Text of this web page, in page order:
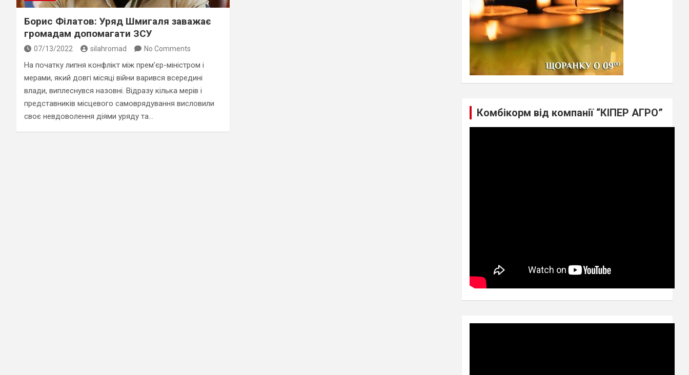
Борис Філатов: Уряд Шмигаля заважає
громадам допомагати ЗСУ
07/13/2022 silahromad No Comments
На початку липня конфлікт між прем’єр-міністром і
мерами, який довгі місяці війни варився всередині
влади, виплеснувся назовні. Відразу кілька мерів і
представників місцевого самоврядування висловили
своє невдоволення діями уряду та…
Комбікорм від компанії “КІПЕР АГРО”